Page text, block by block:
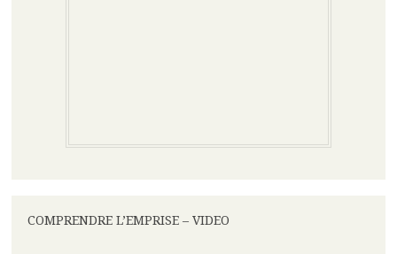
COMPRENDRE L’EMPRISE – VIDEO